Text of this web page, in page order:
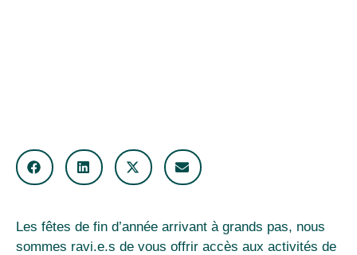
Les fêtes de fin d’année arrivant à grands pas, nous
sommes ravi.e.s de vous offrir accès aux activités de